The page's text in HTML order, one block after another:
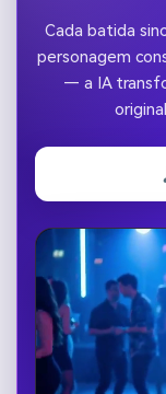
Cada batida
personagem
— a IA